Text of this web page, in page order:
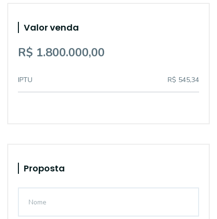
Valor venda
R$ 1.800.000,00
IPTU R$ 545,34
Proposta